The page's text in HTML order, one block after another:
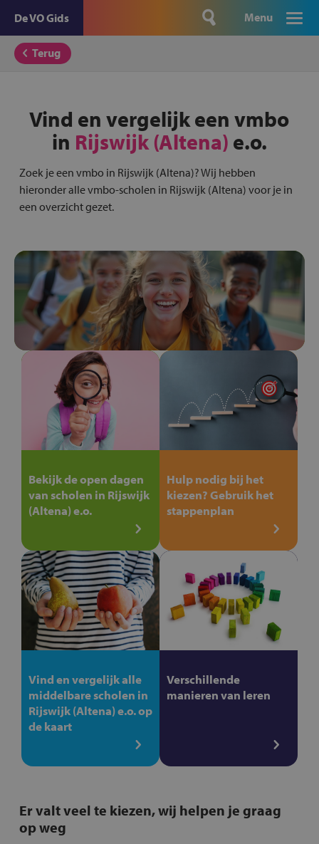
De VO Gids Menu
Terug
Vind en vergelijk een vmbo
in Rijswijk (Altena) e.o.
Zoek je een vmbo in Rijswijk (Altena)? Wij hebben
hieronder alle vmbo-scholen in Rijswijk (Altena) voor je in
een overzicht gezet.
Bekijk de open dagen
van scholen in Rijswijk
(Altena) e.o.
Hulp nodig bij het
kiezen? Gebruik het
stappenplan
Vind en vergelijk alle
middelbare scholen in
Rijswijk (Altena) e.o. op
de kaart
Verschillende
manieren van leren
Er valt veel te kiezen, wij helpen je graag
op weg